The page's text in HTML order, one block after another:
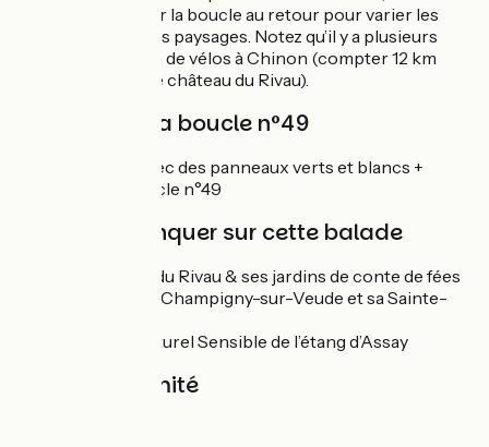
pouvez emprunter la boucle au retour pour varier les
points de vue et les paysages. Notez qu’il y a plusieurs
points de location de vélos à Chinon (compter 12 km
entre Chinon et le château du Rivau).
Balisage de la boucle n°49
Boucle balisée avec des panneaux verts et blancs +
numéro de la boucle n°49
À ne pas manquer sur cette balade
Le Château du Rivau & ses jardins de conte de fées
Le village de Champigny-sur-Veude et sa Sainte-
L’Espace Naturel Sensible de l’étang d’Assay
Gare à proximité